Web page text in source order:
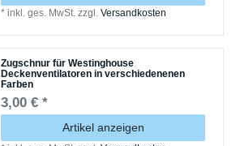
*inkl. ges. MwSt. zzgl.Versandkosten
Zugschnur für Westinghouse
Deckenventilatoren in verschiedenenen
Farben
3,00 € *
Artikel anzeigen